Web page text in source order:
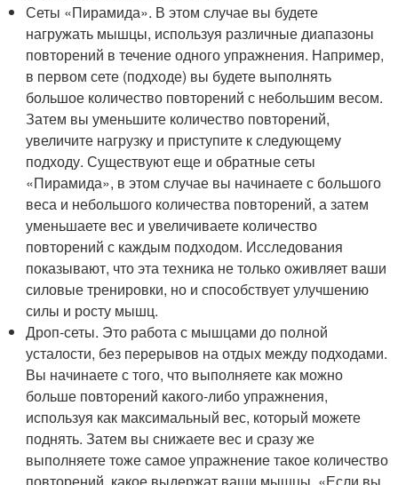
Сеты «Пирамида». В этом случае вы будете
нагружать мышцы, используя различные диапазоны
повторений в течение одного упражнения. Например,
в первом сете (подходе) вы будете выполнять
большое количество повторений с небольшим весом.
Затем вы уменьшите количество повторений,
увеличите нагрузку и приступите к следующему
подходу. Существуют еще и обратные сеты
«Пирамида», в этом случае вы начинаете с большого
веса и небольшого количества повторений, а затем
уменьшаете вес и увеличиваете количество
повторений с каждым подходом. Исследования
показывают, что эта техника не только оживляет ваши
силовые тренировки, но и способствует улучшению
силы и росту мышц.
Дроп-сеты. Это работа с мышцами до полной
усталости, без перерывов на отдых между подходами.
Вы начинаете с того, что выполняете как можно
больше повторений какого-либо упражнения,
используя как максимальный вес, который можете
поднять. Затем вы снижаете вес и сразу же
выполняете тоже самое упражнение такое количество
повторений, какое выдержат ваши мышцы. «Если вы